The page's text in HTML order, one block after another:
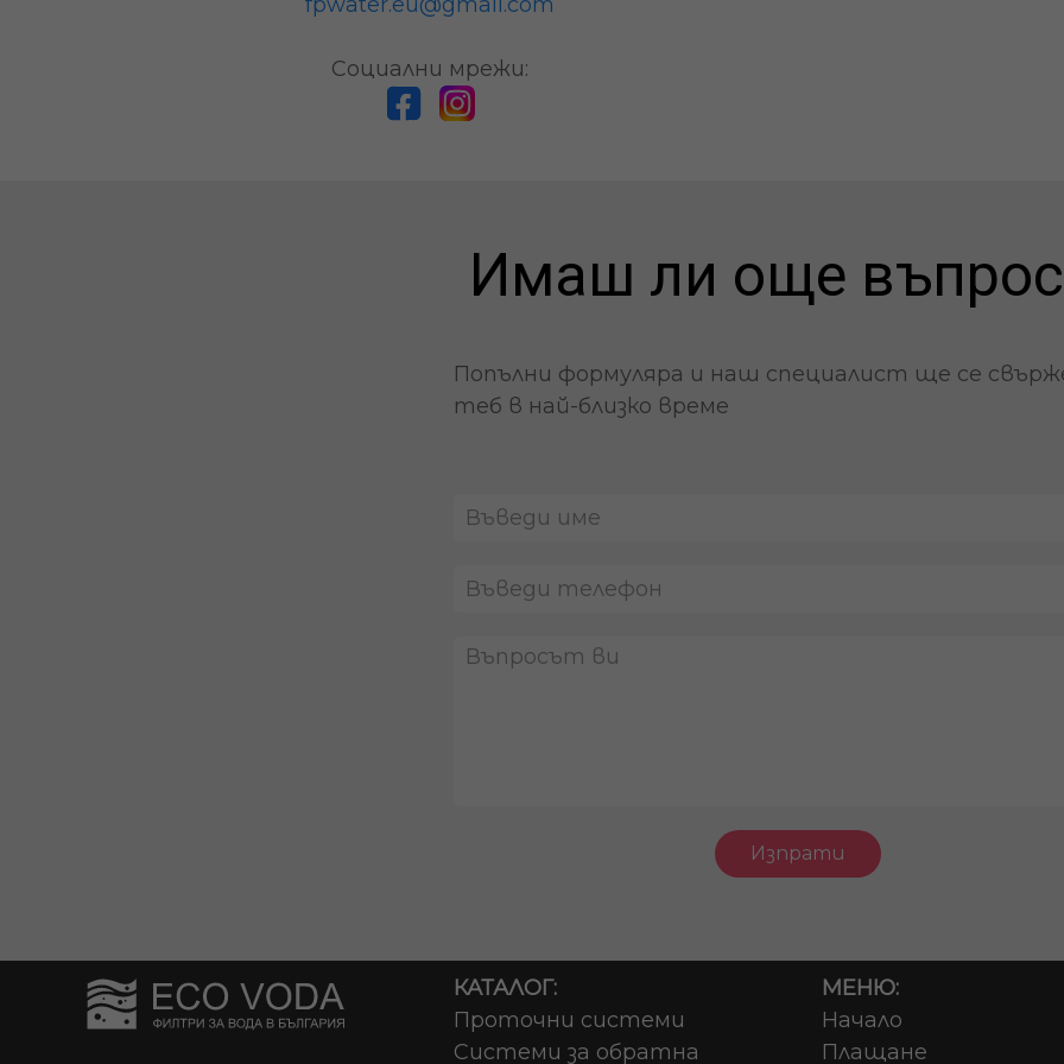
Социални мрежи:
Имаш ли още
Попълни формуляра и наш специалист ще се
теб в най-близко време
Изпрати
КАТАЛОГ:
Проточни системи
Системи за обратна
МЕНЮ:
Начало
Плащане